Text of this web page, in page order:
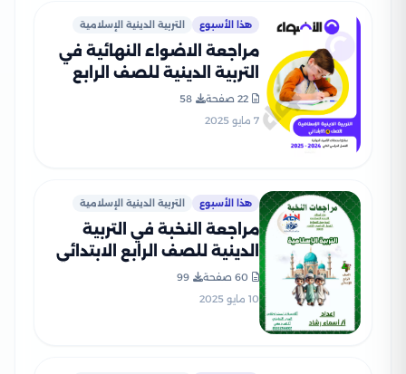
هذا الأسبوع التربية الدينية الإسلامية
مراجعة الاضواء النهائية في
التربية الدينية للصف الرابع
PDF بالاجابات
22 صفحة
58
7 مايو 2025
هذا الأسبوع التربية الدينية الإسلامية
مراجعة النخبة في التربية
الدينية للصف الرابع الابتدائي
الترم الثاني بالاجابات PDF
60 صفحة
99
10 مايو 2025